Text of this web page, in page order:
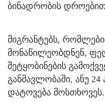
ბინადრობის დროებით
მიგრანტებს,
მონაწილეობდნენ,
შეტყობინების
განმავლობაში, ანუ
დატოვება მოსთხოვეს.